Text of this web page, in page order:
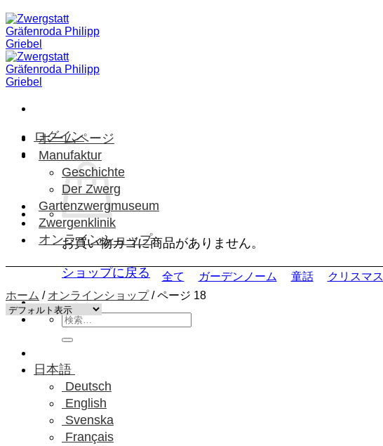
Skip
to
content
ログイン
お買い物カゴに商品がありません。
ショップに戻る
検
索
象:
日本語
Deutsch
English
Svenska
Français
ホームページ
Manufaktur
Geschichte
Der Zwerg
Gartenzwergmuseum
Zwergenklinik
オンラインショップ
全て ガーデンノーム 童話 クリスマス
ホーム / オンラインショップ /ページ 18